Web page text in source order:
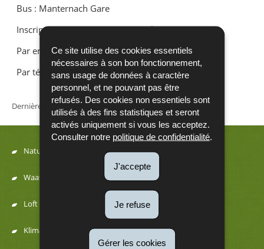
Ce site utilise des cookies essentiels
nécessaires à son bon fonctionnement,
sans usage de données à caractère
personnel, et ne pouvant pas être
refusés. Des cookies non essentiels sont
utilisés à des fins statistiques et seront
activés uniquement si vous les acceptez.
Consulter notre politique de confidentialité.
J'accepte
Je refuse
Gérer les cookies
Bus : Manternach Gare
Inscriptions jusqu'au 26 juin à 00h00
Par email :awiewesch@anf.etat.lu
Par téléphone : (00352) 247-56503
Dernière mise à jour 12/06/2025
Menu
de
navigation
Natur
Waasser
Loft a Kaméidi
Klima an Energie